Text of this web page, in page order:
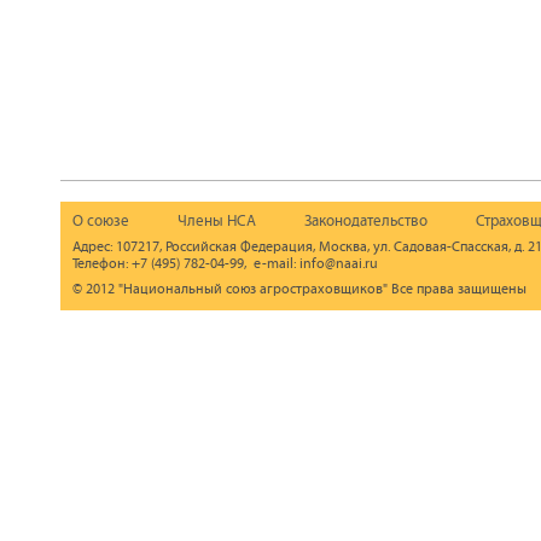
О союзе Члены НСА Законодательство
Адрес: 107217, Российская Федерация, Москва, ул. Садовая-Спасская, д.
Телефон: +7 (495) 782-04-99, e-mail: info@naai.ru
© 2012 "Национальный союз агростраховщиков" Все права защищены